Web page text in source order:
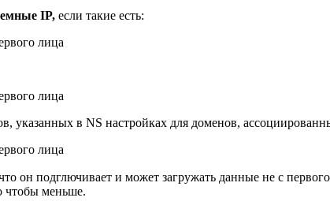
IP, если такие есть:
указанных в NS настройках для доменов,
он подглючивает и может загружать данные не с
чтобы меньше.